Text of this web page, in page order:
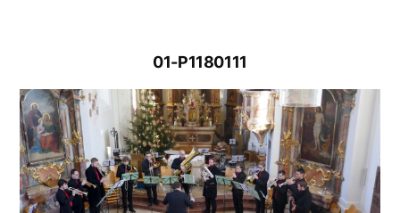
01-P1180111